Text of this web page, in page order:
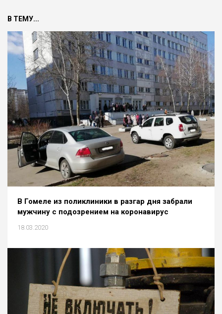
В ТЕМУ...
В Гомеле из поликлиники в разгар дня забрали
мужчину с подозрением на коронавирус
18.03.2020